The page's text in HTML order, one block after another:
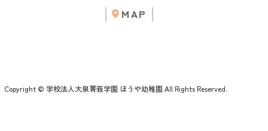
MAP
Copyright © 学校法人大泉菁莪学園 ほうや幼稚園 All Rights Reserved.